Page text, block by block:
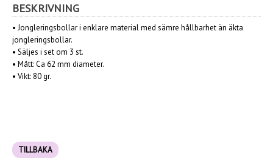
BESKRIVNING
• Jongleringsbollar i enklare material med sämre hållbarhet än äkta
jongleringsbollar.
• Säljes i set om 3 st.
• Mått:Ca 62 mm diameter.
• Vikt: 80 gr.
TILLBAKA